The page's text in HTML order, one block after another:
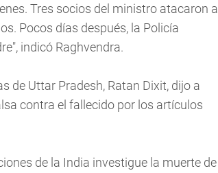
Tres socios del ministro atacaron a
Pocos días después, la Policía
indicó Raghvendra.
de Uttar Pradesh, Ratan Dixit, dijo a
contra el fallecido por los artículos
de la India investigue la muerte de